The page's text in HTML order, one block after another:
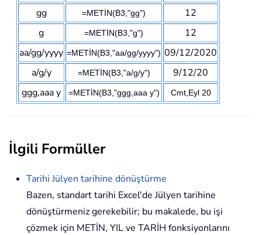
gg
=METİN(B3,"gg")
12
g
=METİN(B3,"g")
12
aa/gg/yyyy =METİN(B3,"aa/gg/yyyy") 09/12/2020
a/g/y
=METİN(B3,"a/g/y")
9/12/20
ggg,aaa y
=METİN(B3,"ggg,aaa y") Cmt,Eyl 20
İlgili Formüller
Tarihi Jülyen tarihine dönüştürme
Bazen, standart tarihi Excel'de Jülyen tarihine
dönüştürmeniz gerekebilir; bu makalede, bu işi
çözmek için METİN, YIL ve TARİH fonksiyonlarını